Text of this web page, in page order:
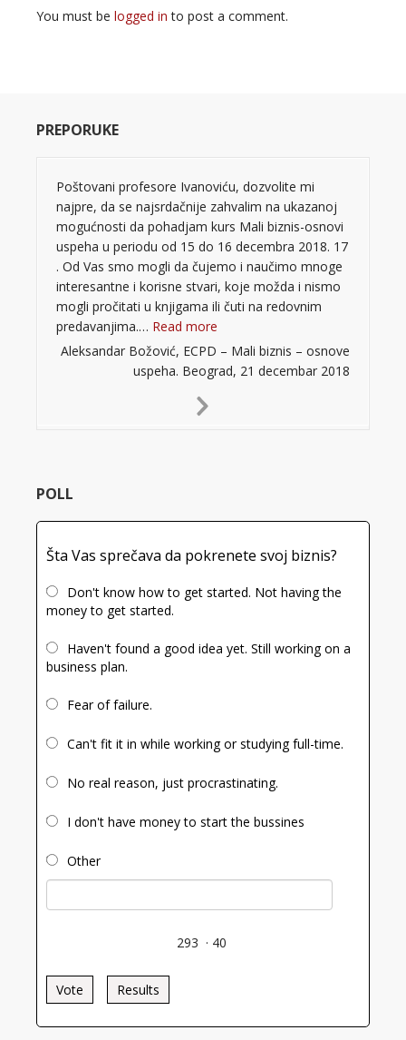
You must be logged in to post a comment.
PREPORUKE
Poštovani profesore Ivanoviću, dozvolite mi
najpre, da se najsrdačnije zahvalim na ukazanoj
mogućnosti da pohadjam kurs Mali biznis-osnovi
uspeha u periodu od 15 do 16 decembra 2018. 17
. Od Vas smo mogli da čujemo i naučimo mnoge
interesantne i korisne stvari, koje možda i nismo
mogli pročitati u knjigama ili čuti na redovnim
predavanjima.… Read more
Aleksandar Božović, ECPD – Mali biznis – osnove
uspeha. Beograd, 21 decembar 2018
Next
POLL
Šta Vas sprečava da pokrenete svoj biznis?
Don't know how to get started. Not having the
money to get started.
Haven't found a good idea yet. Still working on a
business plan.
Fear of failure.
Can't fit it in while working or studying full-time.
No real reason, just procrastinating.
I don't have money to start the bussines
Other
293 · 40
Vote Results